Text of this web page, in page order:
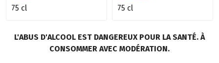
75 cl 75 cl
L'ABUS D'ALCOOL EST DANGEREUX POUR LA SANTÉ. À
CONSOMMER AVEC MODÉRATION.